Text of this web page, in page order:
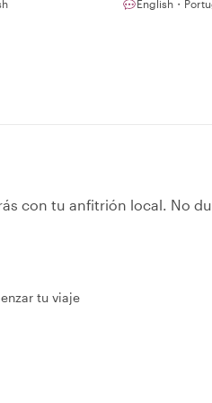
English・
con tu anfitrión local. No
tu viaje